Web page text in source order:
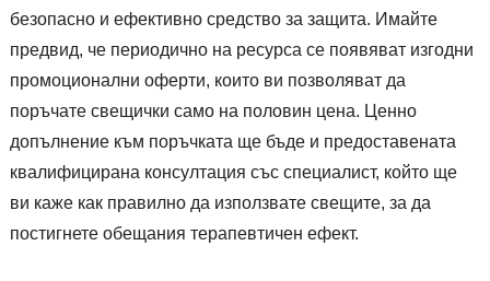
безопасно и ефективно средство за защита. Имайте
предвид, че периодично на ресурса се появяват изгодни
промоционални оферти, които ви позволяват да
поръчате свещички само на половин цена. Ценно
допълнение към поръчката ще бъде и предоставената
квалифицирана консултация със специалист, който ще
ви каже как правилно да използвате свещите, за да
постигнете обещания терапевтичен ефект.